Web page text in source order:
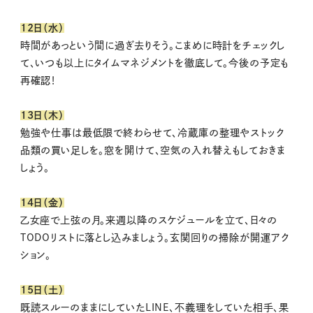
12日（水）
時間があっという間に過ぎ去りそう。こまめに時計をチェックし
て、いつも以上にタイムマネジメントを徹底して。今後の予定も
再確認！
13日（木）
勉強や仕事は最低限で終わらせて、冷蔵庫の整理やストック
品類の買い足しを。窓を開けて、空気の入れ替えもしておきま
しょう。
14日（金）
乙女座で上弦の月。来週以降のスケジュールを立て、日々の
TODOリストに落とし込みましょう。玄関回りの掃除が開運アク
ション。
15日（土）
既読スルーのままにしていたLINE、不義理をしていた相手、果